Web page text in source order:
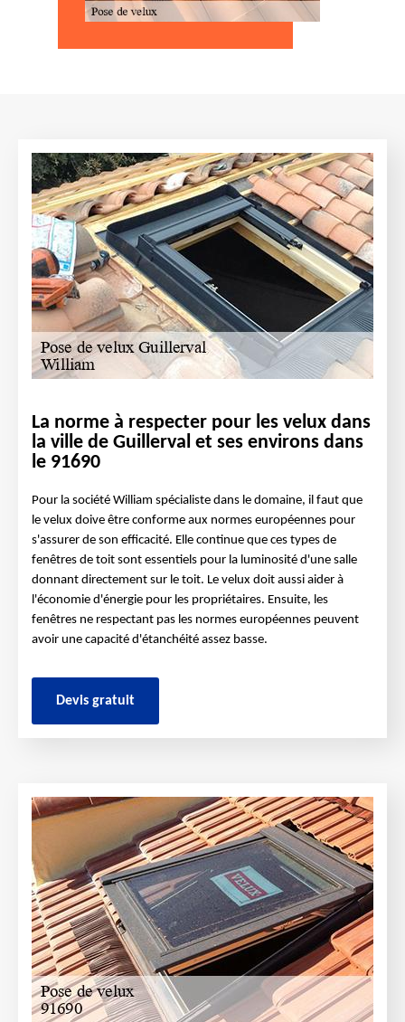
La norme à respecter pour les velux dans
la ville de Guillerval et ses environs dans
le 91690
Pour la société William spécialiste dans le domaine, il faut que
le velux doive être conforme aux normes européennes pour
s'assurer de son efficacité. Elle continue que ces types de
fenêtres de toit sont essentiels pour la luminosité d'une salle
donnant directement sur le toit. Le velux doit aussi aider à
l'économie d'énergie pour les propriétaires. Ensuite, les
fenêtres ne respectant pas les normes européennes peuvent
avoir une capacité d'étanchéité assez basse.
Devis gratuit